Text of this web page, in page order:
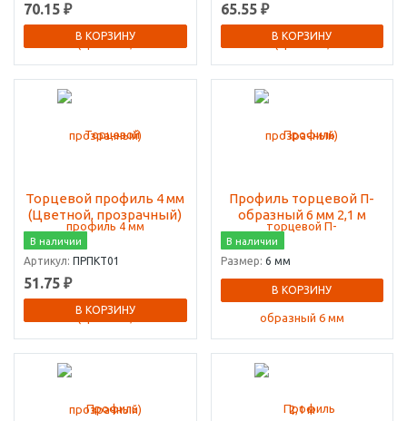
70.15 ₽
В КОРЗИНУ
65.55 ₽
В КОРЗИНУ
Торцевой профиль 4 мм
(Цветной, прозрачный)
В наличии
Артикул: ПРПКТ01
51.75 ₽
В КОРЗИНУ
Профиль торцевой П-
образный 6 мм 2,1 м
В наличии
Размер: 6 мм
В КОРЗИНУ